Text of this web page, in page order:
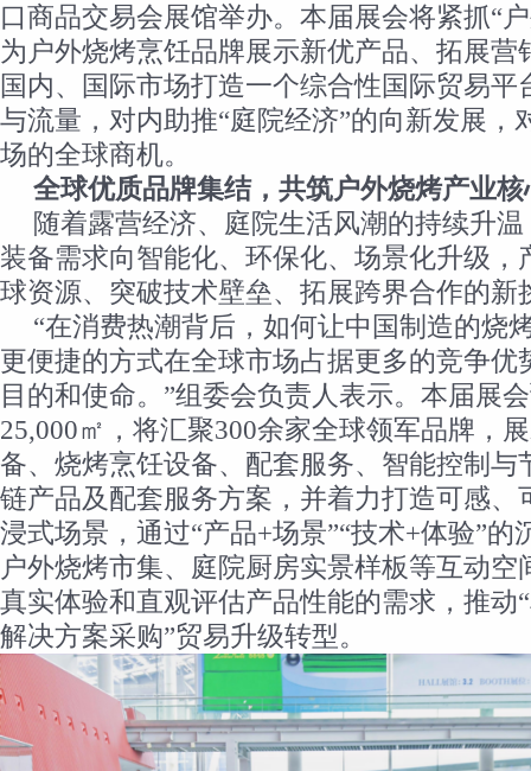
口商品交易会展馆举办。本届展会将紧抓“
为户外烧烤烹饪品牌展示新优产品、拓展营
国内、国际市场打造一个综合性国际贸易平
与流量，对内助推“庭院经济”的向新发展，
场的全球商机。
全球优质品牌集结， 共筑户外烧烤产业核
随着露营经济、庭院生活风潮的持续升
装备需求向智能化、环保化、场景化升级，
球资源、突破技术壁垒、拓展跨界合作的新
“在消费热潮背后，如何让中国制造的烧
更便捷的方式在全球市场占据更多的竞争优
目的和使命。”组委会负责人表示。本届展
25,000㎡，将汇聚300余家全球领军品牌，
备、烧烤烹饪设备、配套服务、智能控制与
链产品及配套服务方案，并着力打造可感、
浸式场景，通过“产品+场景”“技术+体验”的
户外烧烤市集、庭院厨房实景样板等互动空
真实体验和直观评估产品性能的需求，推动
解决方案采购”贸易升级转型。